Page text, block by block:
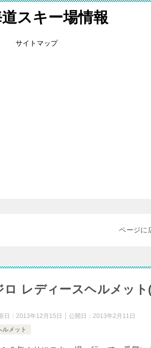
スキー場情報
サイトマップ
ページに
ロ レディースヘルメッ
日： 2013年12月15日 公開日： 2013年2月11日
ルメット